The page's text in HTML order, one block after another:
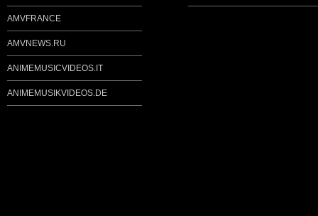
AMVFRANCE
AMVNEWS.RU
ANIMEMUSICVIDEOS.IT
ANIMEMUSIKVIDEOS.DE